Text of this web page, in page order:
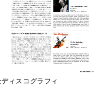
ィスコグラフィ